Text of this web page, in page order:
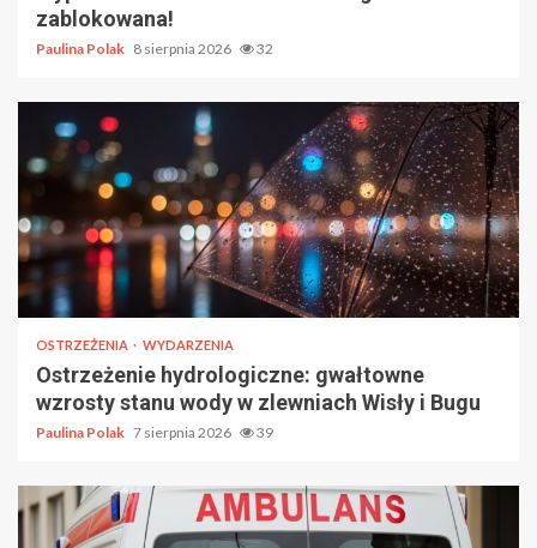
zablokowana!
Paulina Polak 8 sierpnia 2026 32
OSTRZEŻENIA WYDARZENIA
Ostrzeżenie hydrologiczne: gwałtowne
wzrosty stanu wody w zlewniach Wisły i Bugu
Paulina Polak 7 sierpnia 2026 39